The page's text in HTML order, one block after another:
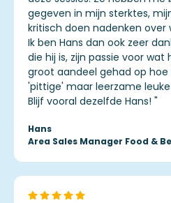
gegeven in mijn sterktes,
kritisch doen nadenken over
Ik ben Hans dan ook zeer
die hij is, zijn passie voor
groot aandeel gehad op hoe
'pittige' maar leerzame
Blijf vooral dezelfde Hans! "
Hans
Area Sales Manager Food &